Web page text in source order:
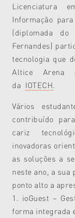
Licenciatura
Informação
(diplomada
Fernandes)
tecnologia que
Altice Arena
da IOTECH.
Vários
contribuído
cariz
inovadoras
as soluções a
neste ano, a sua
ponto alto a
1. ioGuest –
forma integrada